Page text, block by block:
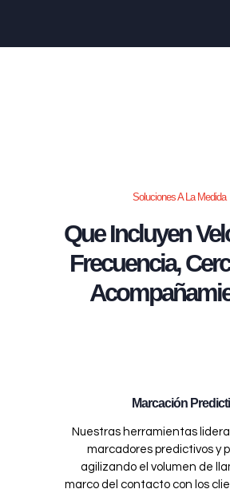
Soluciones A La Medida
Que Incluyen
Frecuencia,
Marcación
Nuestras herramientas
marcadores predictivos y
agilizando el volumen de
marco del contacto con los